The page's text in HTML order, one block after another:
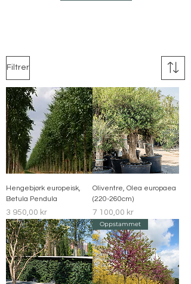
Filtrer
Hengebjørk europeisk,
Betula Pendula
Pris
3 950,00 kr
Oliventre, Olea europaea
(220-260cm)
Pris
7 100,00 kr
Oppstammet